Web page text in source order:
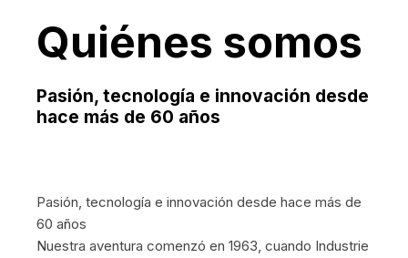
Quiénes somos
Pasión, tecnología e innovación desde
hace más de 60 años
Pasión, tecnología e innovación desde hace más de
60 años
Nuestra aventura comenzó en 1963, cuando Industrie